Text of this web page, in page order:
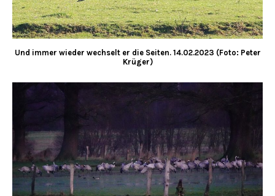
Und immer wieder wechselt er die Seiten. 14.02.2023 (Foto: Peter
Krüger)